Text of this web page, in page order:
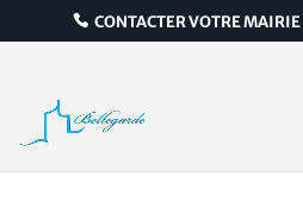
CONTACTER VOTRE MAIRIE